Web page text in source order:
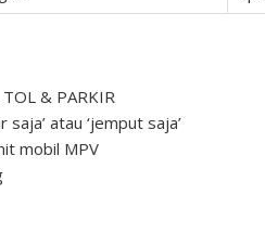
& PARKIR
atau ‘jemput saja’
mobil MPV